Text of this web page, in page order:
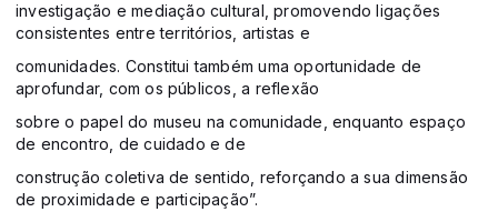
investigação e mediação cultural, promovendo ligações
consistentes entre territórios, artistas e
comunidades. Constitui também uma oportunidade de
aprofundar, com os públicos, a reflexão
sobre o papel do museu na comunidade, enquanto espaço
de encontro, de cuidado e de
construção coletiva de sentido, reforçando a sua dimensão
de proximidade e participação”.